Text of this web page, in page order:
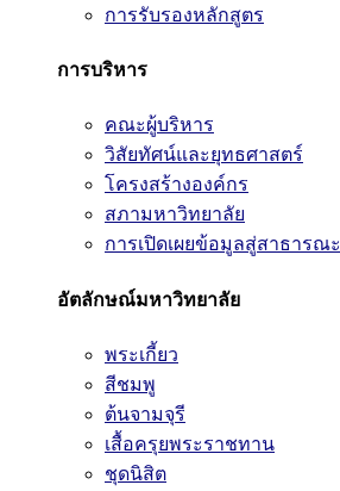
การรับรองหลักสูตร
การบริหาร
คณะผู้บริหาร
วิสัยทัศน์และยุทธศาสตร์
โครงสร้างองค์กร
สภามหาวิทยาลัย
การเปิดเผยข้อมูลสู่สาธารณะ
อัตลักษณ์มหาวิทยาลัย
พระเกี้ยว
สีชมพู
ต้นจามจุรี
เสื้อครุยพระราชทาน
ชุดนิสิต